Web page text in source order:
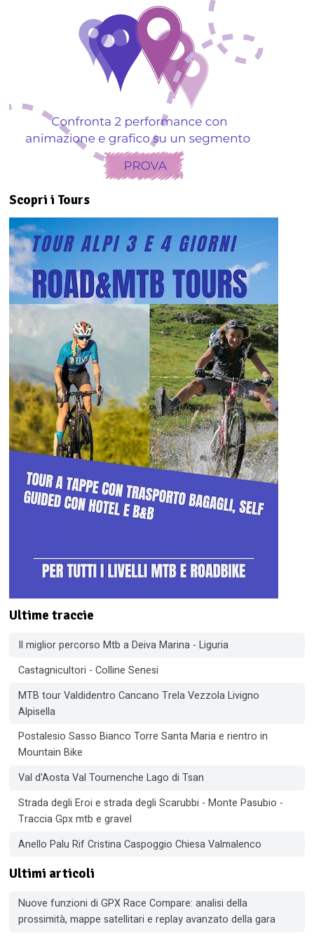
Scopri i Tours
Ultime traccie
Il miglior percorso Mtb a Deiva Marina - Liguria
Castagnicultori - Colline Senesi
MTB tour Valdidentro Cancano Trela Vezzola Livigno
Alpisella
Postalesio Sasso Bianco Torre Santa Maria e rientro in
Mountain Bike
Val d'Aosta Val Tournenche Lago di Tsan
Strada degli Eroi e strada degli Scarubbi - Monte Pasubio -
Traccia Gpx mtb e gravel
Anello Palu Rif Cristina Caspoggio Chiesa Valmalenco
Ultimi articoli
Nuove funzioni di GPX Race Compare: analisi della
prossimità, mappe satellitari e replay avanzato della gara